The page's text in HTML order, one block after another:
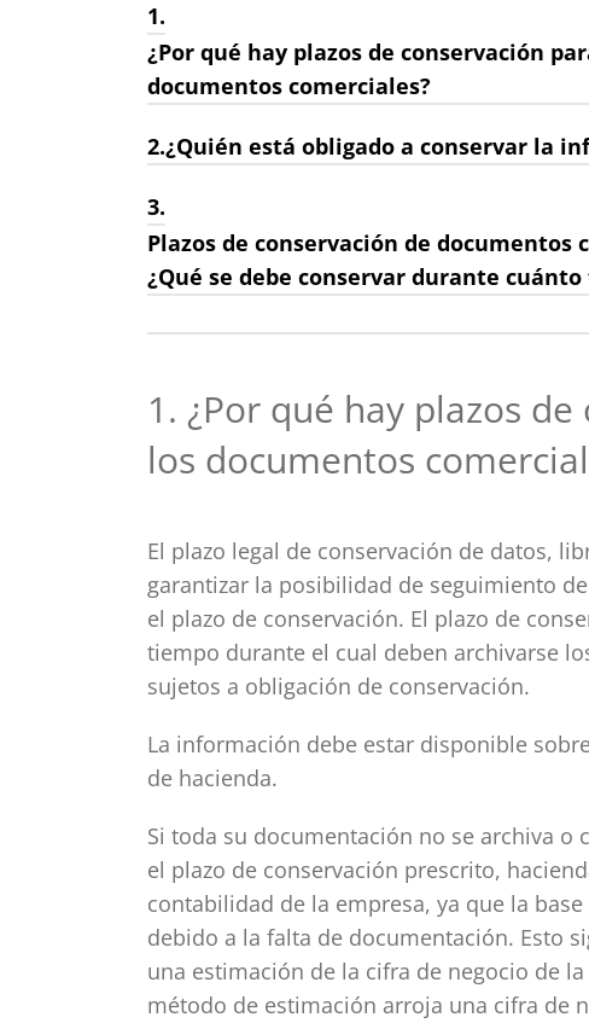
1.
¿Por qué hay plazos de conservación
documentos comerciales?
2.¿Quién está obligado a conservar la
3.
Plazos de conservación de documentos
¿Qué se debe conservar durante
1. ¿Por qué hay plazos
los documentos
El plazo legal de conservación de datos,
garantizar la posibilidad de seguimiento
el plazo de conservación. El plazo de
tiempo durante el cual deben archivarse
sujetos a obligación de conservación.
La información debe estar disponible
de hacienda.
Si toda su documentación no se archiva o
el plazo de conservación prescrito,
contabilidad de la empresa, ya que la
debido a la falta de documentación. Esto
una estimación de la cifra de negocio de
método de estimación arroja una cifra de